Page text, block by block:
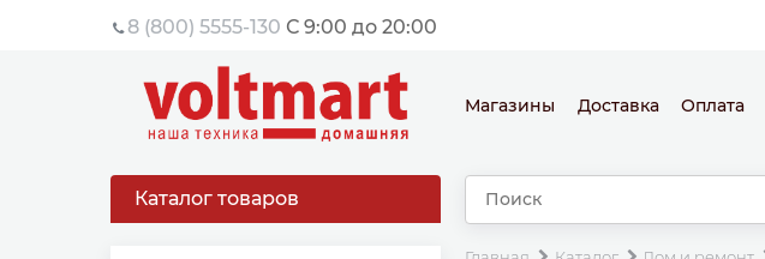
8 (800) 5555-130 С 9:00 до 20:00
Магазины Доставка Оплата
Каталог товаров